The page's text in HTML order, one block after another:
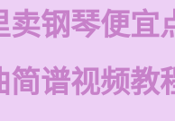
卖钢琴便宜
简谱视频教